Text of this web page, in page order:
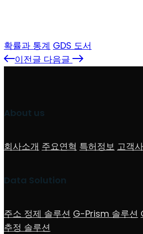
확률과 통계 GDS 도서
이전글 다음글
About us
회사소개 주요연혁 특허정보 고객
Data Solution
주소 정제 솔루션 G-Prism 솔루션
추정 솔루션